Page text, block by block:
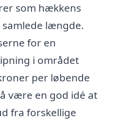
som hækkens
længde.
for en
i området
per løbende
være en god idé at
fra forskellige